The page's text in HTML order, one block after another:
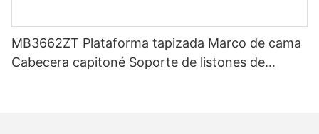
MB3662ZT Plataforma tapizada Marco de cama
Cabecera capitoné Soporte de listones de